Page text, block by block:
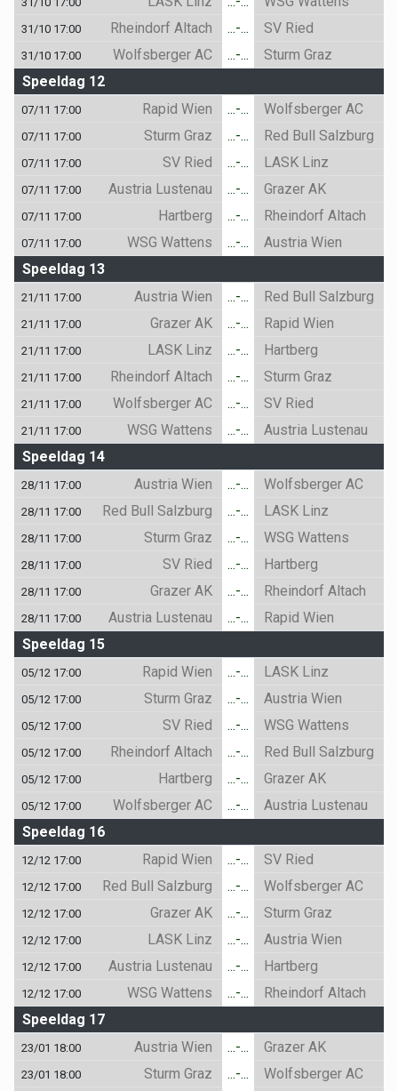
31/10 17:00 Rheindorf Altach ...-... SV Ried
31/10 17:00 Wolfsberger AC ...-...
Sturm Graz
Speeldag 12
07/11 17:00 Rapid Wien ...-... Wolfsberger AC
07/11 17:00 Sturm Graz ...-... Red Bull Salzburg
07/11 17:00 SV Ried ...-... LASK Linz
07/11 17:00 Austria Lustenau ...-... Grazer AK
07/11 17:00 Hartberg ...-... Rheindorf Altach
07/11 17:00 WSG Wattens ...-...
Austria Wien
Speeldag 13
21/11 17:00 Austria Wien ...-... Red Bull Salzburg
21/11 17:00 Grazer AK ...-... Rapid Wien
21/11 17:00 LASK Linz ...-... Hartberg
21/11 17:00 Rheindorf Altach ...-... Sturm Graz
21/11 17:00 Wolfsberger AC ...-... SV Ried
21/11 17:00 WSG Wattens ...-...
Austria Lustenau
Speeldag 14
28/11 17:00 Austria Wien ...-... Wolfsberger AC
28/11 17:00 Red Bull Salzburg ...-... LASK Linz
28/11 17:00 Sturm Graz ...-... WSG Wattens
28/11 17:00 SV Ried ...-... Hartberg
28/11 17:00 Grazer AK ...-... Rheindorf Altach
28/11 17:00 Austria Lustenau ...-...
Rapid Wien
Speeldag 15
05/12 17:00 Rapid Wien ...-... LASK Linz
05/12 17:00 Sturm Graz ...-... Austria Wien
05/12 17:00 SV Ried ...-... WSG Wattens
05/12 17:00 Rheindorf Altach ...-... Red Bull Salzburg
05/12 17:00 Hartberg ...-... Grazer AK
05/12 17:00 Wolfsberger AC ...-...
Austria Lustenau
Speeldag 16
12/12 17:00 Rapid Wien ...-... SV Ried
12/12 17:00 Red Bull Salzburg ...-... Wolfsberger AC
12/12 17:00 Grazer AK ...-... Sturm Graz
12/12 17:00 LASK Linz ...-... Austria Wien
12/12 17:00 Austria Lustenau ...-... Hartberg
12/12 17:00 WSG Wattens ...-...
Rheindorf Altach
Speeldag 17
23/01 18:00 Austria Wien ...-... Grazer AK
23/01 18:00 Sturm Graz ...-... Wolfsberger AC